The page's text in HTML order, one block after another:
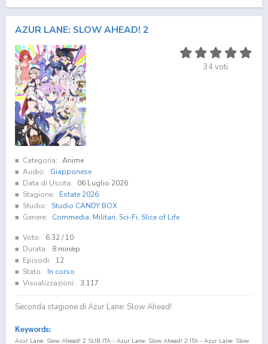
AZUR LANE: SLOW AHEAD! 2
34voti
Categoria: Anime
Audio:
Giapponese
Data di Uscita:
06 Luglio 2026
Stagione:
Estate 2026
Studio:
Studio CANDY BOX
Genere:
Commedia, Militari, Sci-Fi, Slice of Life
Voto: 6.32/ 10
Durata:
8 min/ep
Episodi:
12
Stato:
In corso
Visualizzazioni: 3.117
Seconda stagione di Azur Lane: Slow Ahead!
Keywords:
Azur Lane: Slow Ahead! 2 SUB ITA - Azur Lane: Slow Ahead! 2 ITA - Azur Lane: Slow